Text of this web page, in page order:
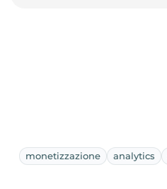
monetizzazione analytics